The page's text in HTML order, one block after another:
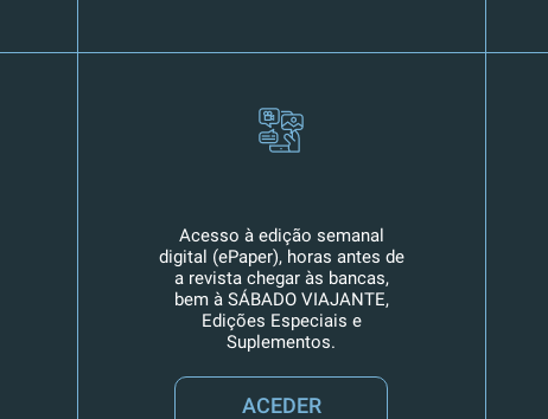
Acesso à edição semanal
digital (ePaper), horas antes de
a revista chegar às bancas,
bem à SÁBADO VIAJANTE,
Edições Especiais e
Suplementos.
ACEDER